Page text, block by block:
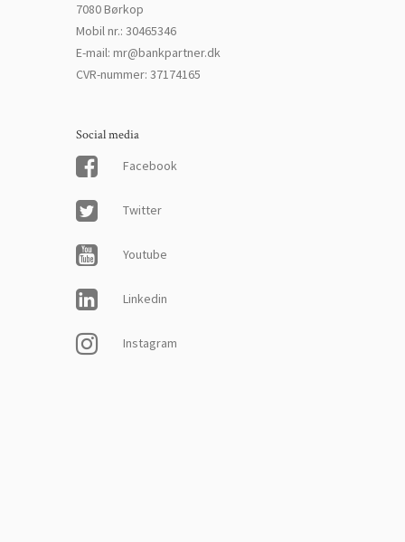
7080 Børkop
Mobil nr.: 30465346
E-mail: mr@bankpartner.dk
CVR-nummer: 37174165
Social media
Facebook
Twitter
Youtube
Linkedin
Instagram